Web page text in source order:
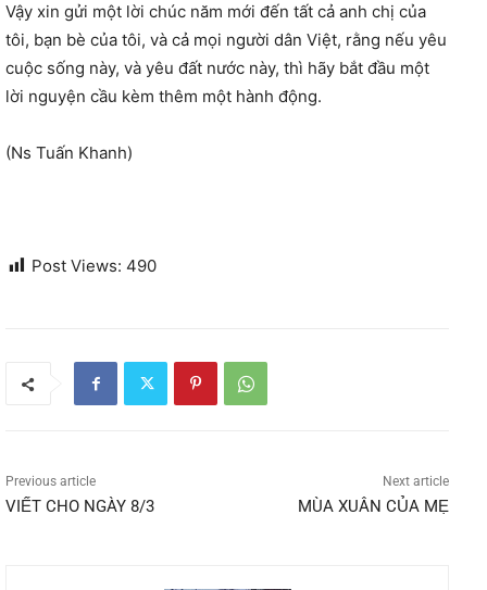
Vậy xin gửi một lời chúc năm mới đến tất cả anh chị của
tôi, bạn bè của tôi, và cả mọi người dân Việt, rằng nếu yêu
cuộc sống này, và yêu đất nước này, thì hãy bắt đầu một
lời nguyện cầu kèm thêm một hành động.
(Ns Tuấn Khanh)
Post Views: 490
Previous article
VIẾT CHO NGÀY 8/3
Next article
MÙA XUÂN CỦA MẸ